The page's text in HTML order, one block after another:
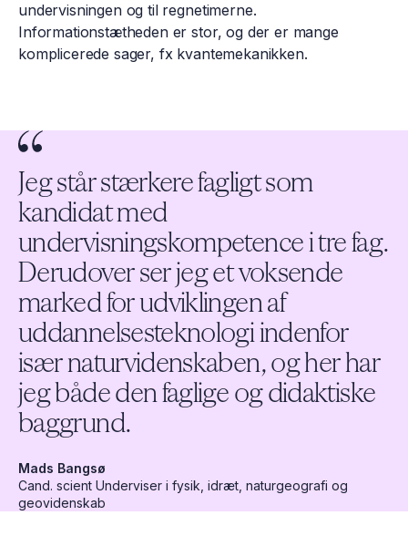
undervisningen og til regnetimerne.
Informationstætheden er stor, og der er mange
komplicerede sager, fx kvantemekanikken.
Jeg står stærkere fagligt som
kandidat med
undervisningskompetence i tre fag.
Derudover ser jeg et voksende
marked for udviklingen af
uddannelsesteknologi indenfor
især naturvidenskaben, og her har
jeg både den faglige og didaktiske
baggrund.
Mads Bangsø
Cand. scient ​​Underviser i fysik,​ idræt, naturgeografi og
geovidenskab